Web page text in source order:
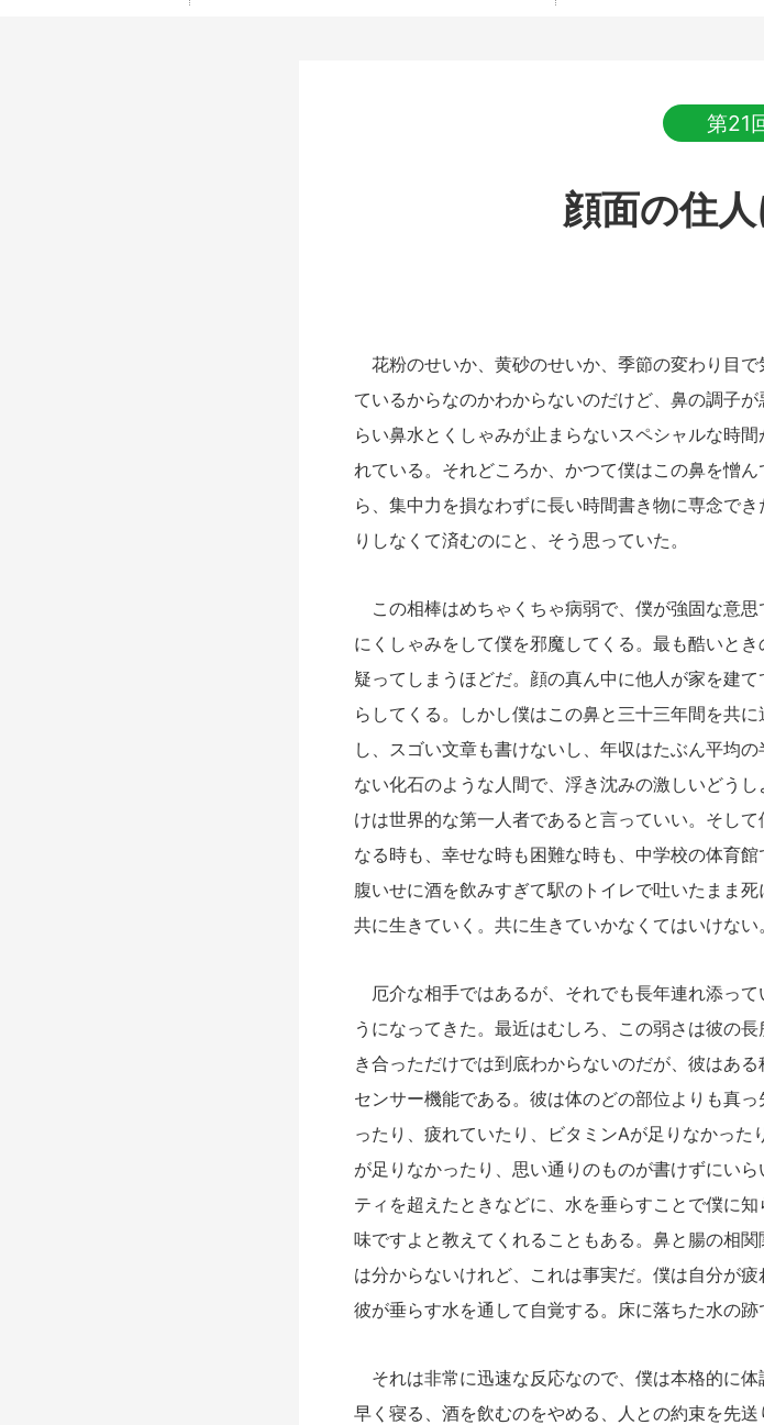
第21
顔面の住
花粉のせいか、黄砂のせいか、季節の変わり目
ているからなのかわからないのだけど、鼻の調子
らい鼻水とくしゃみが止まらないスペシャルな時
れている。それどころか、かつて僕はこの鼻を憎
ら、集中力を損なわずに長い時間書き物に専念で
りしなくて済むのにと、そう思っていた。
この相棒はめちゃくちゃ病弱で、僕が強固な意
にくしゃみをして僕を邪魔してくる。最も酷いと
疑ってしまうほどだ。顔の真ん中に他人が家を建
らしてくる。しかし僕はこの鼻と三十三年間を共
し、スゴい文章も書けないし、年収はたぶん平均
ない化石のような人間で、浮き沈みの激しいどう
けは世界的な第一人者であると言っていい。そし
なる時も、幸せな時も困難な時も、中学校の体育
腹いせに酒を飲みすぎて駅のトイレで吐いたまま
共に生きていく。共に生きていかなくてはいけない
厄介な相手ではあるが、それでも長年連れ添っ
うになってきた。最近はむしろ、この弱さは彼の
き合っただけでは到底わからないのだが、彼はあ
センサー機能である。彼は体のどの部位よりも真
ったり、疲れていたり、ビタミンAが足りなかっ
が足りなかったり、思い通りのものが書けずにい
ティを超えたときなどに、水を垂らすことで僕に
味ですよと教えてくれることもある。鼻と腸の相
は分からないけれど、これは事実だ。僕は自分が
彼が垂らす水を通して自覚する。床に落ちた水の跡
それは非常に迅速な反応なので、僕は本格的に体
早く寝る、酒を飲むのをやめる、人との約束を先